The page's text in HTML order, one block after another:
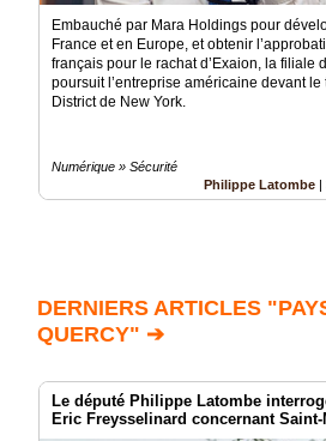
Embauché par Mara Holdings pour
France et en Europe, et obtenir
français pour le rachat d’Exaion, la filiale
poursuit l’entreprise américaine devant
District de New York.
Numérique » Sécurité
Philippe Latombe
DERNIERS ARTICLES
QUERCY" ➔
Le député Philippe Latombe
Eric Freysselinard concernant